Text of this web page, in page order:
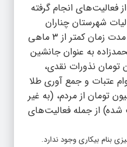
فعالیت‌های انجام گرفته
شهرستان چناران
پرداخت و خاطر نشان کرد: در مدت زمان کمتر از ۳ ماهی
به عنوان جانشین
بالغ بر ۳۱ میلیون تومان نذورات نقدی،
تومان وام عتبات و جمع آوری طلا
نذورات به مبلغ ۱۸ میلیون تومان از مردم، (به غیر
شده) از جمله فعالیت‌های
بنام بیکاری وجود ندارد.